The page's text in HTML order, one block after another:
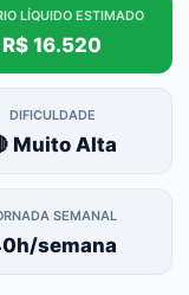
LÍQUIDO ESTIMADO
R$ 16.520
DIFICULDADE
Muito Alta
SEMANAL
semana